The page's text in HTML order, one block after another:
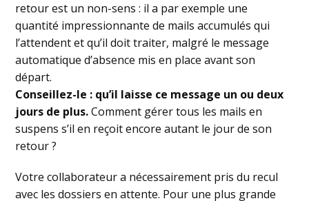
retour est un non-sens : il a par exemple une
quantité impressionnante de mails accumulés qui
l’attendent et qu’il doit traiter, malgré le message
automatique d’absence mis en place avant son
départ.
Conseillez-le : qu’il laisse ce message un ou deux
jours de plus.Comment gérer tous les mails en
suspens s’il en reçoit encore autant le jour de son
retour ?
Votre collaborateur a nécessairement pris du recul
avec les dossiers en attente. Pour une plus grande